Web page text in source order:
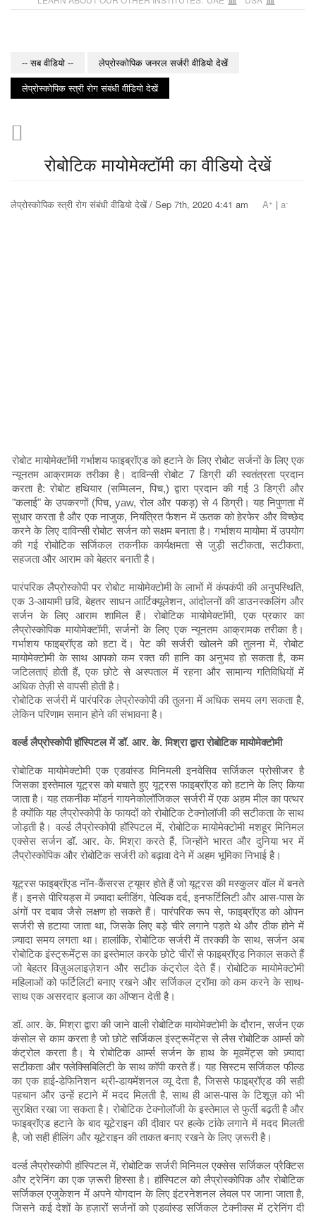
-- सब वीडियो --
लेप्रोस्कोपिक जनरल सर्जरी वीडियो देखें
लेप्रोस्कोपिक स्त्री रोग संबंधी वीडियो देखें
रोबोटिक मायोमेक्टॉमी का वीडियो देखें
लेप्रोस्कोपिक स्त्री रोग संबंधी वीडियो देखें / Sep 7th, 2020 4:41 am A+ | a-
रोबोट मायोमेक्टॉमी गर्भाशय फाइब्रॉएड को हटाने के लिए रोबोट सर्जनों के लिए एक
न्यूनतम आक्रामक तरीका है। दाविन्सी रोबोट 7 डिग्री की स्वतंत्रता प्रदान
करता है: रोबोट हथियार (सम्मिलन, पिच,) द्वारा प्रदान की गई 3 डिग्री और
"कलाई" के उपकरणों (पिच, yaw, रोल और पकड़) से 4 डिग्री। यह निपुणता में
सुधार करता है और एक नाजुक, नियंत्रित फैशन में ऊतक को हेरफेर और विच्छेद
करने के लिए दाविन्सी रोबोट सर्जन को सक्षम बनाता है। गर्भाशय मायोमा में उपयोग
की गई रोबोटिक सर्जिकल तकनीक कार्यक्षमता से जुड़ी सटीकता, सटीकता,
सहजता और आराम को बेहतर बनाती है।
पारंपरिक लैप्रोस्कोपी पर रोबोट मायोमेक्टोमी के लाभों में कंपकंपी की अनुपस्थिति,
एक 3-आयामी छवि, बेहतर साधन आर्टिक्यूलेशन, आंदोलनों की डाउनस्कलिंग और
सर्जन के लिए आराम शामिल हैं। रोबोटिक मायोमेक्टॉमी, एक प्रकार का
लैप्रोस्कोपिक मायोमेक्टॉमी, सर्जनों के लिए एक न्यूनतम आक्रामक तरीका है।
गर्भाशय फाइब्रॉएड को हटा दें। पेट की सर्जरी खोलने की तुलना में, रोबोट
मायोमेक्टोमी के साथ आपको कम रक्त की हानि का अनुभव हो सकता है, कम
जटिलताएं होती हैं, एक छोटे से अस्पताल में रहना और सामान्य गतिविधियों में
अधिक तेज़ी से वापसी होती है।
रोबोटिक सर्जरी में पारंपरिक लेप्रोस्कोपी की तुलना में अधिक समय लग सकता है,
लेकिन परिणाम समान होने की संभावना है।
वर्ल्ड लैप्रोस्कोपी हॉस्पिटल में डॉ. आर. के. मिश्रा द्वारा रोबोटिक मायोमेक्टोमी
रोबोटिक मायोमेक्टोमी एक एडवांस्ड मिनिमली इनवेसिव सर्जिकल प्रोसीजर है
जिसका इस्तेमाल यूट्रस को बचाते हुए यूट्रस फाइब्रॉएड को हटाने के लिए किया
जाता है। यह तकनीक मॉडर्न गायनेकोलॉजिकल सर्जरी में एक अहम मील का पत्थर
है क्योंकि यह लैप्रोस्कोपी के फायदों को रोबोटिक टेक्नोलॉजी की सटीकता के साथ
जोड़ती है। वर्ल्ड लैप्रोस्कोपी हॉस्पिटल में, रोबोटिक मायोमेक्टोमी मशहूर मिनिमल
एक्सेस सर्जन डॉ. आर. के. मिश्रा करते हैं, जिन्होंने भारत और दुनिया भर में
लैप्रोस्कोपिक और रोबोटिक सर्जरी को बढ़ावा देने में अहम भूमिका निभाई है।
यूट्रस फाइब्रॉएड नॉन-कैंसरस ट्यूमर होते हैं जो यूट्रस की मस्कुलर वॉल में बनते
हैं। इनसे पीरियड्स में ज़्यादा ब्लीडिंग, पेल्विक दर्द, इनफर्टिलिटी और आस-पास के
अंगों पर दबाव जैसे लक्षण हो सकते हैं। पारंपरिक रूप से, फाइब्रॉएड को ओपन
सर्जरी से हटाया जाता था, जिसके लिए बड़े चीरे लगाने पड़ते थे और ठीक होने में
ज़्यादा समय लगता था। हालांकि, रोबोटिक सर्जरी में तरक्की के साथ, सर्जन अब
रोबोटिक इंस्ट्रूमेंट्स का इस्तेमाल करके छोटे चीरों से फाइब्रॉएड निकाल सकते हैं
जो बेहतर विज़ुअलाइज़ेशन और सटीक कंट्रोल देते हैं। रोबोटिक मायोमेक्टोमी
महिलाओं को फर्टिलिटी बनाए रखने और सर्जिकल ट्रॉमा को कम करने के साथ-
साथ एक असरदार इलाज का ऑप्शन देती है।
डॉ. आर. के. मिश्रा द्वारा की जाने वाली रोबोटिक मायोमेक्टोमी के दौरान, सर्जन एक
कंसोल से काम करता है जो छोटे सर्जिकल इंस्ट्रूमेंट्स से लैस रोबोटिक आर्म्स को
कंट्रोल करता है। ये रोबोटिक आर्म्स सर्जन के हाथ के मूवमेंट्स को ज़्यादा
सटीकता और फ्लेक्सिबिलिटी के साथ कॉपी करते हैं। यह सिस्टम सर्जिकल फील्ड
का एक हाई-डेफिनिशन थ्री-डायमेंशनल व्यू देता है, जिससे फाइब्रॉएड की सही
पहचान और उन्हें हटाने में मदद मिलती है, साथ ही आस-पास के टिशूज़ को भी
सुरक्षित रखा जा सकता है। रोबोटिक टेक्नोलॉजी के इस्तेमाल से फुर्ती बढ़ती है और
फाइब्रॉएड हटाने के बाद यूटेराइन की दीवार पर हल्के टांके लगाने में मदद मिलती
है, जो सही हीलिंग और यूटेराइन की ताकत बनाए रखने के लिए ज़रूरी है।
वर्ल्ड लैप्रोस्कोपी हॉस्पिटल में, रोबोटिक सर्जरी मिनिमल एक्सेस सर्जिकल प्रैक्टिस
और ट्रेनिंग का एक ज़रूरी हिस्सा है। हॉस्पिटल को लैप्रोस्कोपिक और रोबोटिक
सर्जिकल एजुकेशन में अपने योगदान के लिए इंटरनेशनल लेवल पर जाना जाता है,
जिसने कई देशों के हज़ारों सर्जनों को एडवांस्ड सर्जिकल टेक्नीक्स में ट्रेनिंग दी